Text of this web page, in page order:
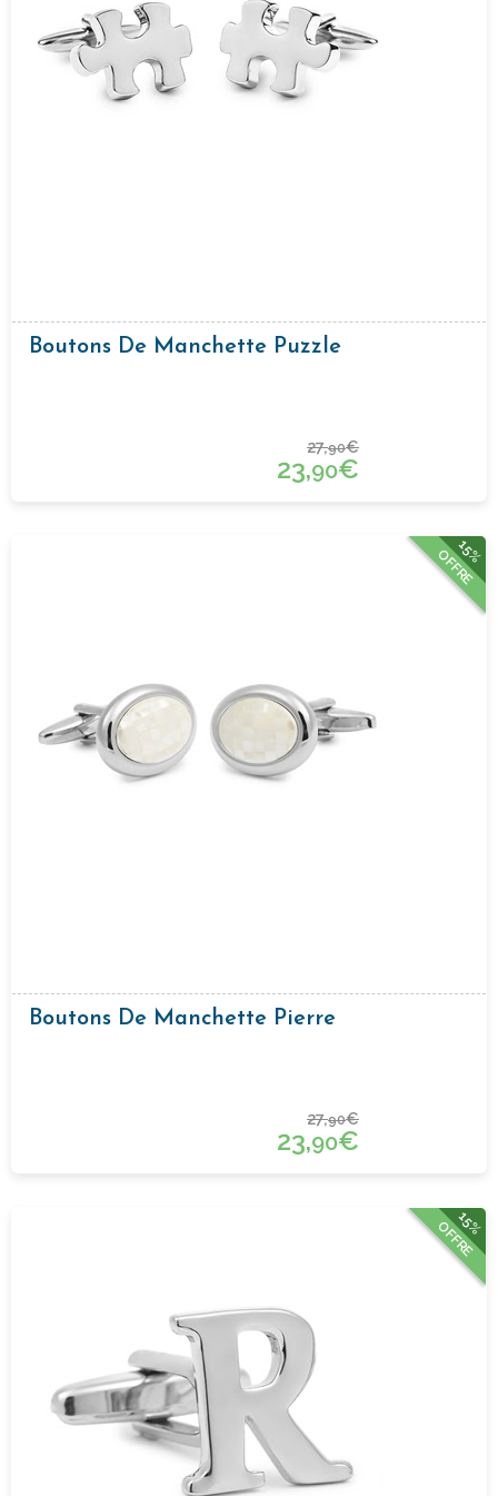
Boutons De Manchette Puzzle
27,90€
23,90€
15%
OFFRE
Boutons De Manchette Pierre
27,90€
23,90€
15%
OFFRE